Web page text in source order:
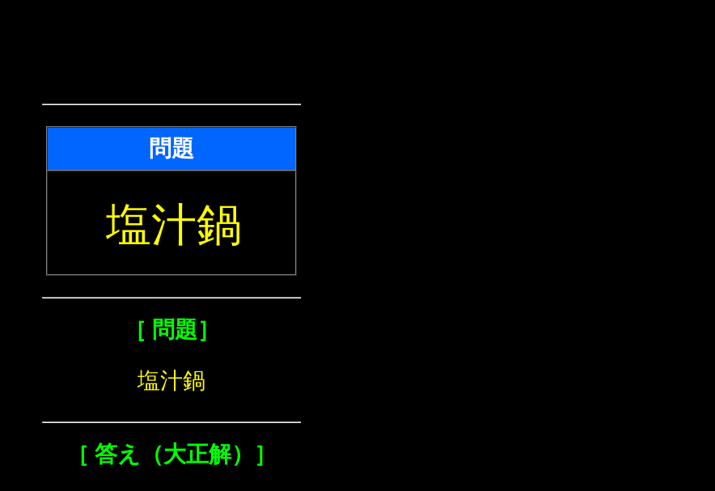
問題
塩汁鍋
［ 問題］
塩汁鍋
［ 答え（大正解）］